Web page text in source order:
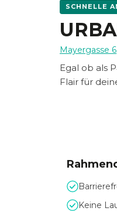
SCHNELLE
Mayergasse 6
Egal ob als
Flair für
Keine